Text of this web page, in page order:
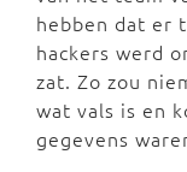
hebben dat er
hackers werd
zat. Zo zou
wat vals is en
gegevens